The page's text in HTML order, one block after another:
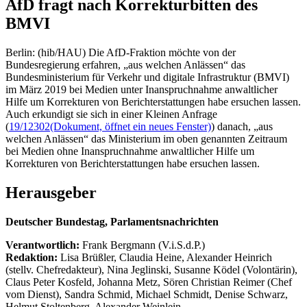
AfD fragt nach Korrekturbitten des
BMVI
Berlin: (hib/HAU) Die AfD-Fraktion möchte von der
Bundesregierung erfahren, „aus welchen Anlässen“ das
Bundesministerium für Verkehr und digitale Infrastruktur (BMVI)
im März 2019 bei Medien unter Inanspruchnahme anwaltlicher
Hilfe um Korrekturen von Berichterstattungen habe ersuchen lassen.
Auch erkundigt sie sich in einer Kleinen Anfrage
(19/12302(Dokument, öffnet ein neues Fenster)) danach, „aus
welchen Anlässen“ das Ministerium im oben genannten Zeitraum
bei Medien ohne Inanspruchnahme anwaltlicher Hilfe um
Korrekturen von Berichterstattungen habe ersuchen lassen.
Herausgeber
Deutscher Bundestag, Parlamentsnachrichten
Verantwortlich: Frank Bergmann (V.i.S.d.P.)
Redaktion: Lisa Brüßler, Claudia Heine, Alexander Heinrich
(stellv. Chefredakteur), Nina Jeglinski, Susanne Ködel (Volontärin),
Claus Peter Kosfeld, Johanna Metz, Sören Christian Reimer (Chef
vom Dienst), Sandra Schmid, Michael Schmidt, Denise Schwarz,